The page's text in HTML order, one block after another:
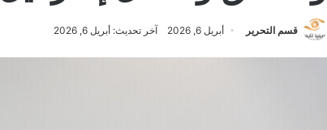
قسم التحرير أبريل 6, 2026 آخر تحديث: أبريل 6, 2026